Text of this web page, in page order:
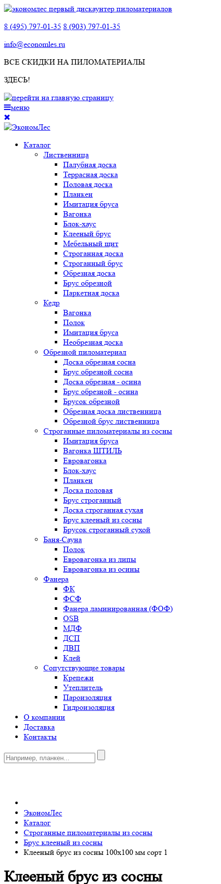
8 (495) 797-01-35 8 (903) 797-01-35
info@economles.ru
ВСЕ СКИДКИ НА ПИЛОМАТЕРИАЛЫ
ЗДЕСЬ!
меню
Каталог
Лиственница
Палубная доска
Террасная доска
Половая доска
Планкен
Имитация бруса
Вагонка
Блок-хаус
Клееный брус
Мебельный щит
Строганная доска
Строганный брус
Обрезная доска
Брус обрезной
Паркетная доска
Кедр
Вагонка
Полок
Имитация бруса
Необрезная доска
Обрезной пиломатериал
Доска обрезная сосна
Брус обрезной сосна
Доска обрезная - осина
Брус обрезной - осина
Брусок обрезной
Обрезная доска лиственница
Обрезной брус лиственница
Строганные пиломатериалы из сосны
Имитация бруса
Вагонка ШТИЛЬ
Евровагонка
Блок-хаус
Планкен
Доска половая
Брус строганный
Доска строганная сухая
Брус клееный из сосны
Брусок строганный сухой
Баня-Сауна
Полок
Евровагонка из липы
Евровагонка из осины
Фанера
ФК
ФСФ
Фанера ламинированная (ФОФ)
OSB
МДФ
ДСП
ДВП
Клей
Сопутствующие товары
Крепежи
Утеплитель
Пароизоляция
Гидроизоляция
О компании
Доставка
Контакты
ЭкономЛес
Каталог
Строганные пиломатериалы из сосны
Брус клееный из сосны
Клееный брус из сосны 100х100 мм сорт 1
Клееный брус из сосны